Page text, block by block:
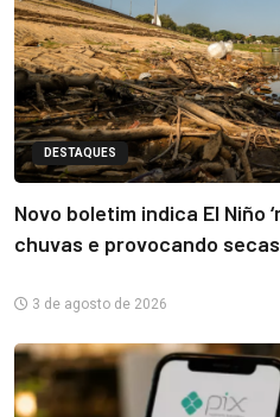
DESTAQUES
Novo boletim indica El Niño
chuvas e provocando
3 de agosto de 2026